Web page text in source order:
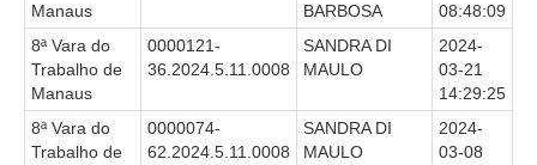
Manaus
BARBOSA
08:48:09
8ª Vara do
Trabalho de
Manaus
0000121-
36.2024.5.11.0008
SANDRA DI
MAULO
2024-
03-21
14:29:25
8ª Vara do
Trabalho de
0000074-
62.2024.5.11.0008
SANDRA DI
MAULO
2024-
03-08